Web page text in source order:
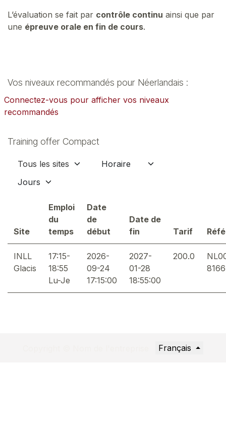
L’évaluation se fait par contrôle continu ainsi que par
une épreuve orale en fin de cours.
Vos niveaux recommandés pour Néerlandais :
Connectez-vous pour afficher vos niveaux
recommandés
Training offer Compact
Site
Emploi
du
temps
Date
de
début
Date de
fin
Tarif
INLL
Glacis
17:15-
18:55
Lu-Je
2026-
09-24
17:15:00
2027-
01-28
18:55:00
200.0
8166
Français